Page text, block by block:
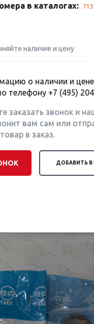
в каталогах:
наличие и цену
о наличии и
телефону +7 (495)
заказать звонок и
вам сам или
в заказ.
ДОБАВИТЬ В